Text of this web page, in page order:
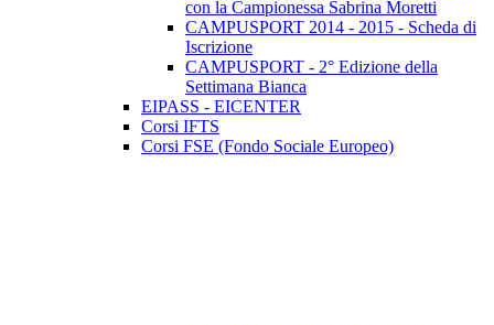
con la Campionessa Sabrina Moretti
CAMPUSPORT 2014 - 2015 - Scheda di
Iscrizione
CAMPUSPORT - 2° Edizione della
Settimana Bianca
EIPASS - EICENTER
Corsi IFTS
Corsi FSE (Fondo Sociale Europeo)